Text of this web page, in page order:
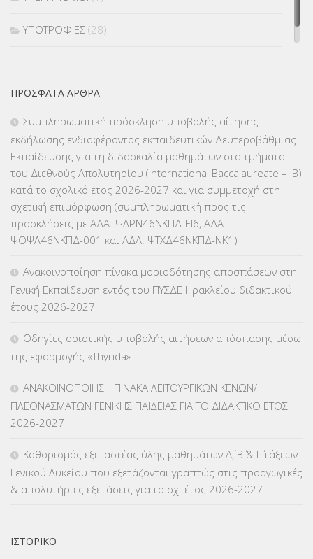
ΥΠΟΤΡΟΦΙΕΣ (28)
Χωρίς κατηγορία
ΠΡΌΣΦΑΤΑ ΆΡΘΡΑ
Συμπληρωματική πρόσκληση υποβολής αίτησης
εκδήλωσης ενδιαφέροντος εκπαιδευτικών Δευτεροβάθμιας
Εκπαίδευσης για τη διδασκαλία μαθημάτων στα τμήματα
του Διεθνούς Απολυτηρίου (International Baccalaureate – IB)
κατά το σχολικό έτος 2026-2027 και για συμμετοχή στη
σχετική επιμόρφωση (συμπληρωματική προς τις
προσκλήσεις με ΑΔΑ: ΨΛΡΝ46ΝΚΠΔ-ΕΙ6, ΑΔΑ:
ΨΟΨΛ46ΝΚΠΔ-001 και ΑΔΑ: ΨΤΧΔ46ΝΚΠΔ-ΝΚ1)
Ανακοινοποίηση πίνακα μοριοδότησης αποσπάσεων στη
Γενική Εκπαίδευση εντός του ΠΥΣΔΕ Ηρακλείου διδακτικού
έτους 2026-2027
Οδηγίες οριστικής υποβολής αιτήσεων απόσπασης μέσω
της εφαρμογής «Thyrida»
ΑΝΑΚΟΙΝΟΠΟΙΗΣΗ ΠΙΝΑΚΑ ΛΕΙΤΟΥΡΓΙΚΩΝ ΚΕΝΩΝ/
ΠΛΕΟΝΑΣΜΑΤΩΝ ΓΕΝΙΚΗΣ ΠΑΙΔΕΙΑΣ ΓΙΑ ΤΟ ΔΙΔΑΚΤΙΚΟ ΕΤΟΣ
2026-2027
Καθορισμός εξεταστέας ύλης μαθημάτων Α΄, Β΄ & Γ΄ τάξεων
Γενικού Λυκείου που εξετάζονται γραπτώς στις προαγωγικές
& απολυτήριες εξετάσεις για το σχ. έτος 2026-2027
ΙΣΤΟΡΙΚΌ